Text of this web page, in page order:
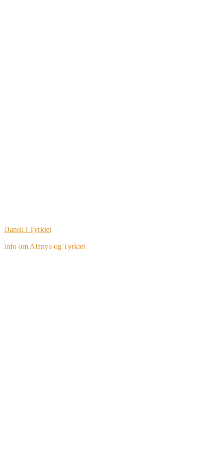
Dansk i Tyrkiet
Info om Alanya og Tyrkiet